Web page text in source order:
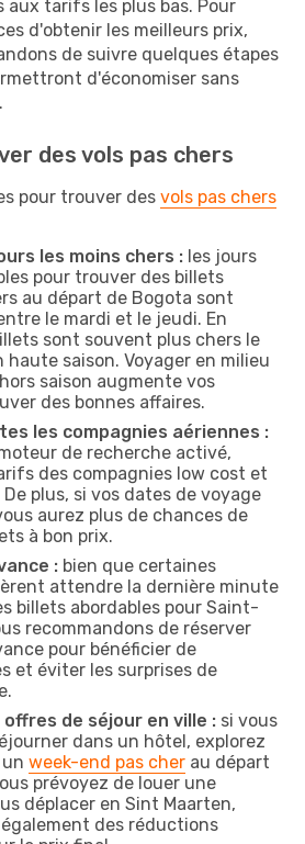
aux tarifs les plus bas. Pour
d'obtenir les meilleurs prix,
de suivre quelques étapes
d'économiser sans
des vols pas chers
pour trouver des vols pas chers
les moins chers : les jours
pour trouver des billets
au départ de Bogota sont
le mardi et le jeudi. En
sont souvent plus chers le
saison. Voyager en milieu
saison augmente vos
des bonnes affaires.
les compagnies aériennes :
de recherche activé,
des compagnies low cost et
plus, si vos dates de voyage
aurez plus de chances de
à bon prix.
: bien que certaines
attendre la dernière minute
billets abordables pour Saint-
recommandons de réserver
pour bénéficier de
et éviter les surprises de
de séjour en ville : si vous
dans un hôtel, explorez
week-end pas cher au départ
prévoyez de louer une
déplacer en Sint Maarten,
également des réductions